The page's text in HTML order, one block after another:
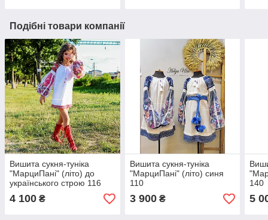
Подібні товари компанії
Вишита сукня-туніка
"МарциПані" (літо) до
українського строю 116
4 100 ₴
Вишита сукня-туніка
"МарциПані" (літо) синя
110
3 900₴
140
5